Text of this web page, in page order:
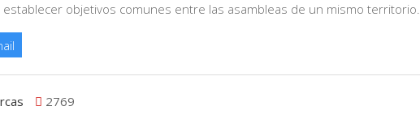
establecer objetivos comunes entre las asambleas de un mismo territorio.
2769